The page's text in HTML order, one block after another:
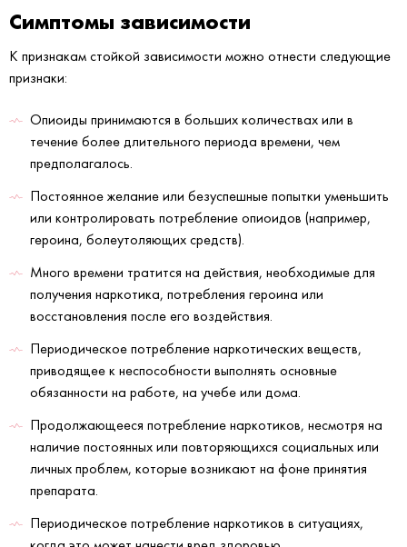
Симптомы зависимости
К признакам стойкой зависимости можно отнести следующие
признаки:
Опиоиды принимаются в больших количествах или в
течение более длительного периода времени, чем
предполагалось.
Постоянное желание или безуспешные попытки уменьшить
или контролировать потребление опиоидов (например,
героина, болеутоляющих средств).
Много времени тратится на действия, необходимые для
получения наркотика, потребления героина или
восстановления после его воздействия.
Периодическое потребление наркотических веществ,
приводящее к неспособности выполнять основные
обязанности на работе, на учебе или дома.
Продолжающееся потребление наркотиков, несмотря на
наличие постоянных или повторяющихся социальных или
личных проблем, которые возникают на фоне принятия
препарата.
Периодическое потребление наркотиков в ситуациях,